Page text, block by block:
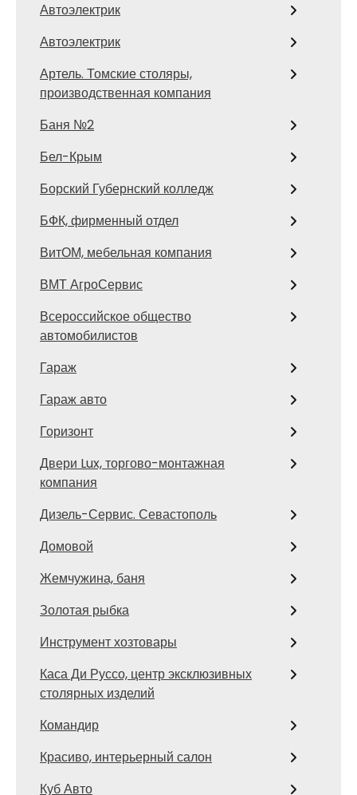
Автоэлектрик
Автоэлектрик
Артель. Томские столяры,
производственная компания
Баня №2
Бел-Крым
Борский Губернский колледж
БФК, фирменный отдел
ВитОМ, мебельная компания
ВМТ АгроСервис
Всероссийское общество
автомобилистов
Гараж
Гараж авто
Горизонт
Двери Lux, торгово-монтажная
компания
Дизель-Сервис. Севастополь
Домовой
Жемчужина, баня
Золотая рыбка
Инструмент хозтовары
Каса Ди Руссо, центр эксклюзивных
столярных изделий
Командир
Красиво, интерьерный салон
Куб Авто